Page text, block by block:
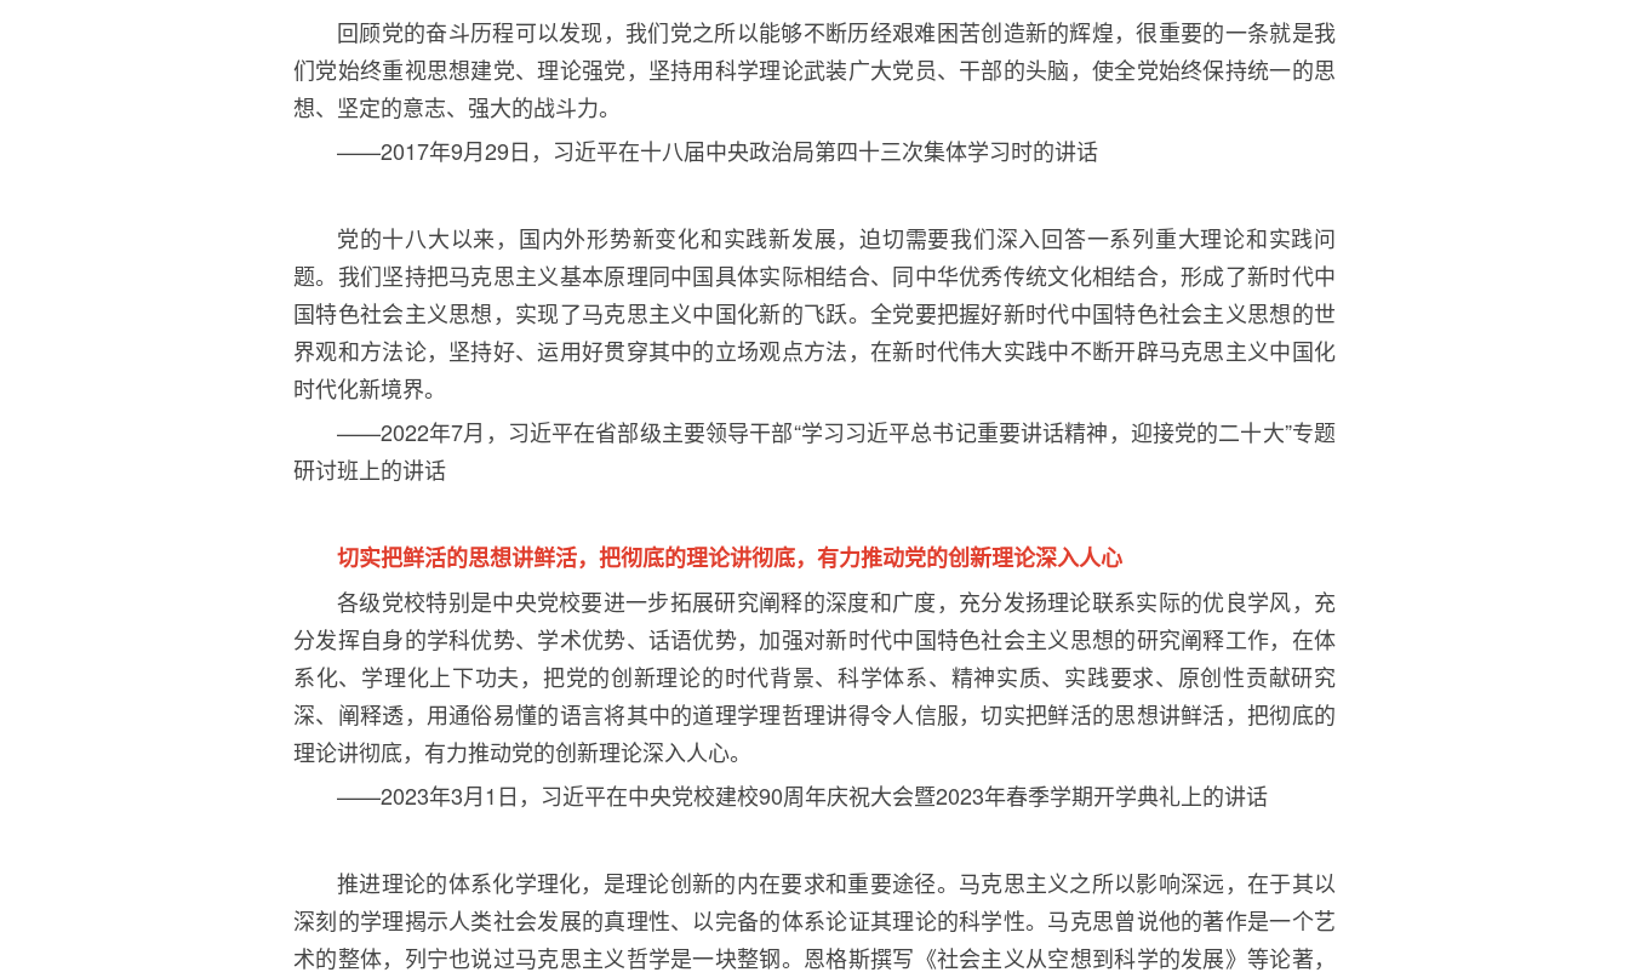
回顾党的奋斗历程可以发现，我们党之所以能够不断历经艰难困苦创造新的辉煌，很重要的一条就是我
们党始终重视思想建党、理论强党，坚持用科学理论武装广大党员、干部的头脑，使全党始终保持统一的思
想、坚定的意志、强大的战斗力。
——2017年9月29日，习近平在十八届中央政治局第四十三次集体学习时的讲话
党的十八大以来，国内外形势新变化和实践新发展，迫切需要我们深入回答一系列重大理论和实践问
题。我们坚持把马克思主义基本原理同中国具体实际相结合、同中华优秀传统文化相结合，形成了新时代中
国特色社会主义思想，实现了马克思主义中国化新的飞跃。全党要把握好新时代中国特色社会主义思想的世
界观和方法论，坚持好、运用好贯穿其中的立场观点方法，在新时代伟大实践中不断开辟马克思主义中国化
时代化新境界。
——2022年7月，习近平在省部级主要领导干部“学习习近平总书记重要讲话精神，迎接党的二十大”专题
研讨班上的讲话
切实把鲜活的思想讲鲜活，把彻底的理论讲彻底，有力推动党的创新理论深入人心
各级党校特别是中央党校要进一步拓展研究阐释的深度和广度，充分发扬理论联系实际的优良学风，充
分发挥自身的学科优势、学术优势、话语优势，加强对新时代中国特色社会主义思想的研究阐释工作，在体
系化、学理化上下功夫，把党的创新理论的时代背景、科学体系、精神实质、实践要求、原创性贡献研究
深、阐释透，用通俗易懂的语言将其中的道理学理哲理讲得令人信服，切实把鲜活的思想讲鲜活，把彻底的
理论讲彻底，有力推动党的创新理论深入人心。
——2023年3月1 日，习近平在中央党校建校90周年庆祝大会暨2023年春季学期开学典礼上的讲话
推进理论的体系化学理化，是理论创新的内在要求和重要途径。马克思主义之所以影响深远，在于其以
深刻的学理揭示人类社会发展的真理性、以完备的体系论证其理论的科学性。马克思曾说他的著作是一个艺
术的整体，列宁也说过马克思主义哲学是一块整钢。恩格斯撰写《社会主义从空想到科学的发展》等论著，